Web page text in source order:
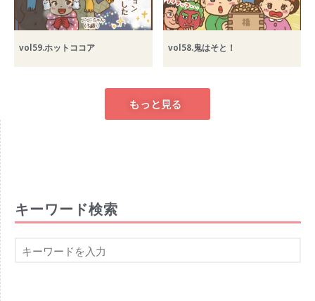
2021年2月
2021年1月
2020年12月
2020年10月
2020年9月
2020年4月
vol59.ホットココア vol58.鬼はそと！
もっと見る
キーワード検索